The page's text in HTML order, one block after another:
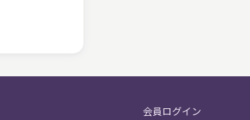
会員ログイン